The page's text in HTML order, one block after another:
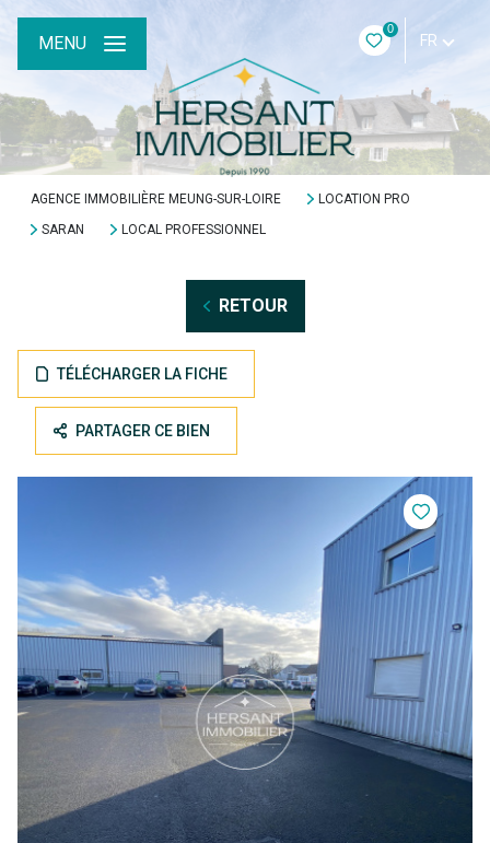
0
FR
MENU
AGENCE IMMOBILIÈRE MEUNG-SUR-LOIRE
LOCATION PRO
SARAN
LOCAL PROFESSIONNEL
RETOUR
TÉLÉCHARGER LA FICHE
PARTAGER CE BIEN